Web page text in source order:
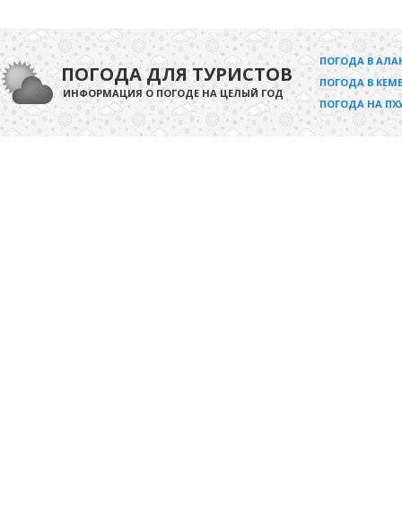
ПОГОДА ДЛЯ ТУРИСТОВ
ИНФОРМАЦИЯ О ПОГОДЕ НА ЦЕЛЫЙ ГОД
ПОГОДА В
ПОГОДА В
ПОГОДА НА